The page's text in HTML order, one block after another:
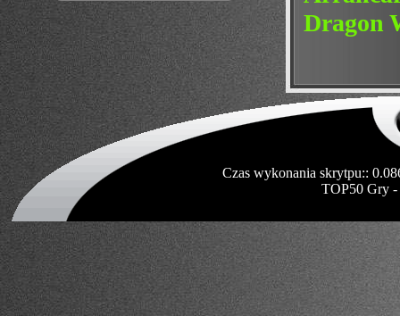
Dragon
Czas wykonania skrytpu::
TOP50 Gry